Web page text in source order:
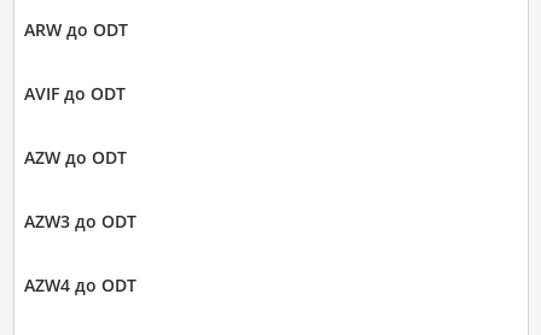
ARW до ODT
AVIF до ODT
AZW до ODT
AZW3 до ODT
AZW4 до ODT